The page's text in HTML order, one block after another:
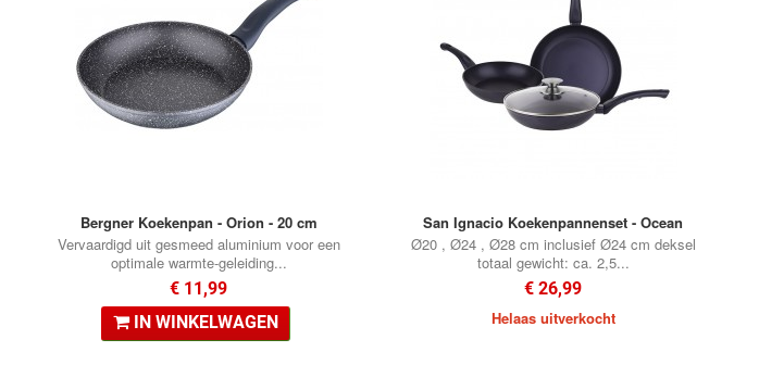
Bergner Koekenpan - Orion - 20 cm
Vervaardigd uit gesmeed aluminium voor een
optimale warmte-geleiding...
€ 11,99
IN WINKELWAGEN
San Ignacio Koekenpannenset - Ocean
Ø20 , Ø24 , Ø28 cm inclusief Ø24 cm deksel
totaal gewicht: ca. 2,5...
€ 26,99
Helaas uitverkocht
•